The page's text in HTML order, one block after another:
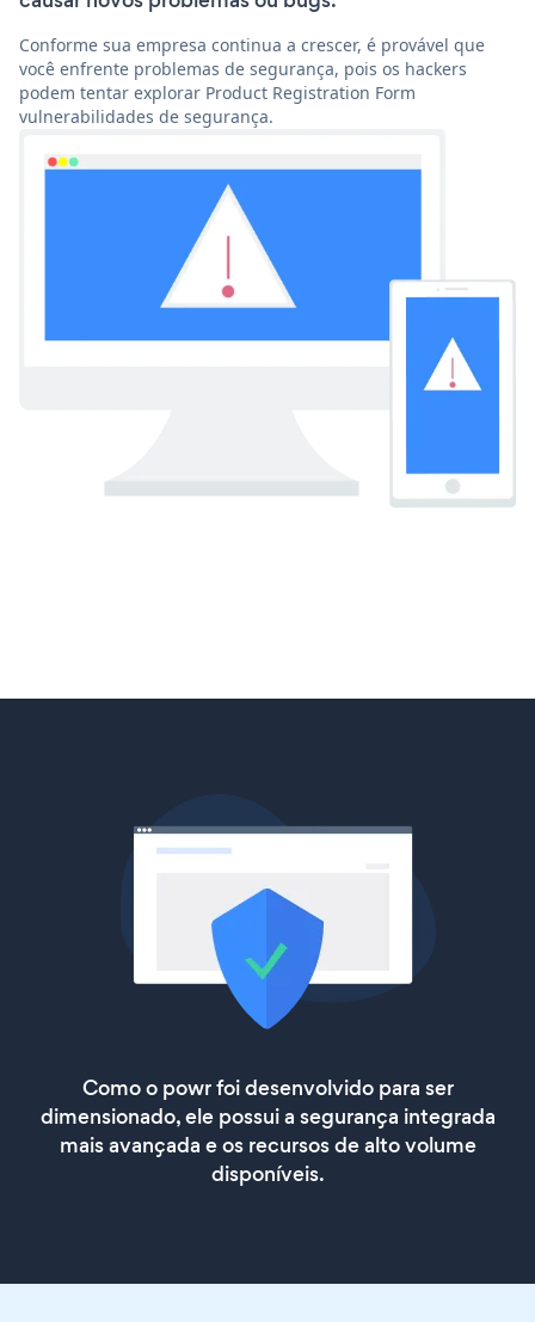
Conforme sua empresa continua a crescer, é provável que
você enfrente problemas de segurança, pois os hackers
podem tentar explorar Product Registration Form
vulnerabilidades de segurança.
Como o powr foi desenvolvido para ser
dimensionado, ele possui a segurança integrada
mais avançada e os recursos de alto volume
disponíveis.